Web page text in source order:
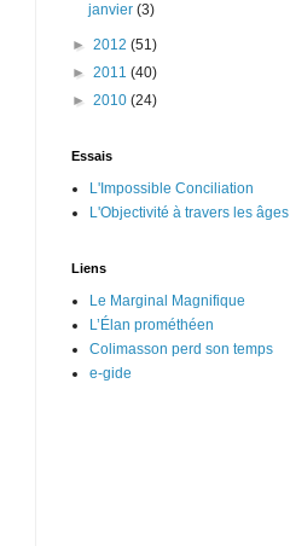
janvier(3)
► 2012 (51)
► 2011 (40)
► 2010 (24)
Essais
L'Impossible Conciliation
L'Objectivité à travers les âges
Liens
Le Marginal Magnifique
L’Élan prométhéen
Colimasson perd son temps
e-gide